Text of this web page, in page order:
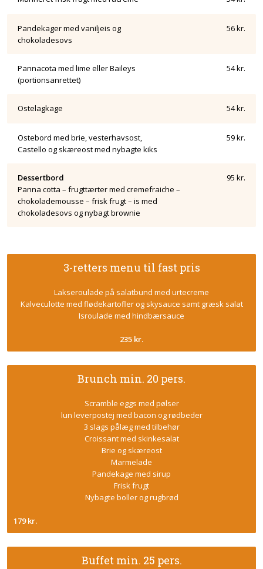
Pandekager med vaniljeis og
chokoladesovs
56 kr.
Pannacota med lime eller Baileys
(portionsanrettet)
54 kr.
Ostelagkage 54 kr.
Ostebord med brie, vesterhavsost,
Castello og skæreost med nybagte kiks
59 kr.
Dessertbord
Panna cotta – frugttærter med cremefraiche –
chokolademousse – frisk frugt – is med
chokoladesovs og nybagt brownie
95 kr.
​3-retters menu til fast pris
Lakseroulade på salatbund med urtecreme
Kalveculotte med flødekartofler og skysauce samt græsk salat
Isroulade med hindbærsauce
235 kr.
​Brunch min. 20 pers.
Scramble eggs med pølser
lun leverpostej med bacon og rødbeder
3 slags pålæg med tilbehør
Croissant med skinkesalat
Brie og skæreost
Marmelade
Pandekage med sirup
Frisk frugt
Nybagte boller og rugbrød
179 kr.
Buffet min. 25 pers.